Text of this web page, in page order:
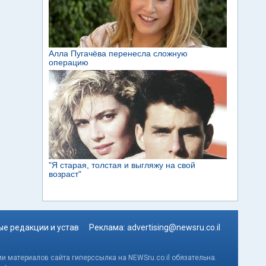
редакции и устав Реклама: advertising@newsru.co.il
сайта гиперссылка на NEWSru.co.il обязательна.